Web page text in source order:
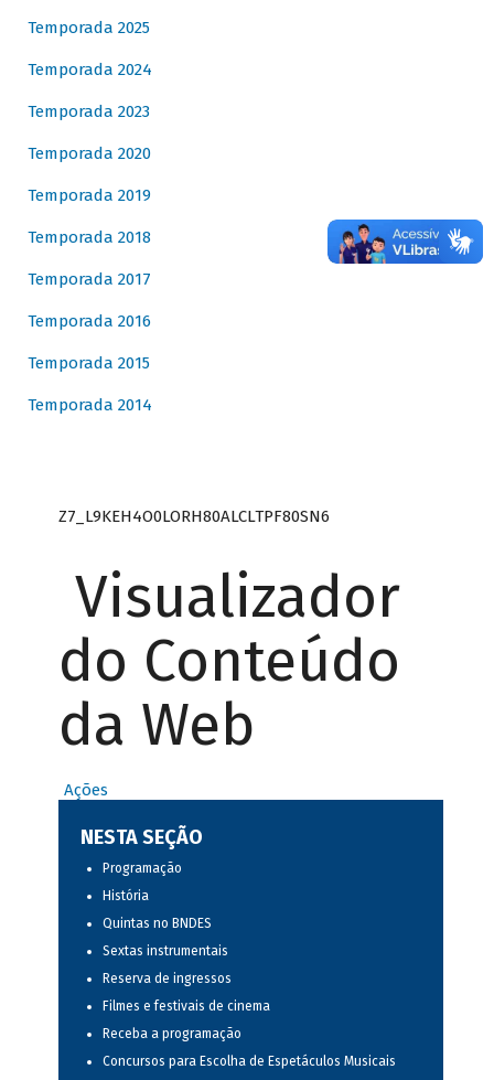
Temporada 2025
Temporada 2024
Temporada 2023
Temporada 2020
Temporada 2019
Temporada 2018
Temporada 2017
Temporada 2016
Temporada 2015
Temporada 2014
Z7_L9KEH4O0LORH80ALCLTPF80SN6
Visualizador
do Conteúdo
da Web
Ações
NESTA SEÇÃO
Programação
História
Quintas no BNDES
Sextas instrumentais
Reserva de ingressos
Filmes e festivais de cinema
Receba a programação
Concursos para Escolha de Espetáculos Musicais